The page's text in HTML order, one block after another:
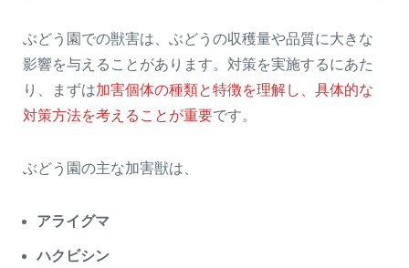
ぶどう園での獣害は、ぶどうの収穫量や品質に大きな
影響を与えることがあります。対策を実施するにあた
り、まずは加害個体の種類と特徴を理解し、具体的な
対策方法を考えることが重要です。
ぶどう園の主な加害獣は、
アライグマ
ハクビシン